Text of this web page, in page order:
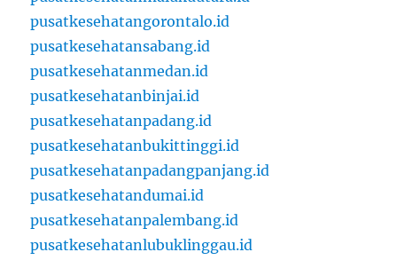
pusatkesehatangorontalo.id
pusatkesehatansabang.id
pusatkesehatanmedan.id
pusatkesehatanbinjai.id
pusatkesehatanpadang.id
pusatkesehatanbukittinggi.id
pusatkesehatanpadangpanjang.id
pusatkesehatandumai.id
pusatkesehatanpalembang.id
pusatkesehatanlubuklinggau.id